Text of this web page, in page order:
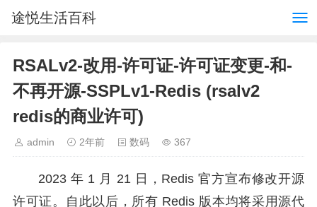
途悦生活百科
RSALv2-改用-许可证-许可证变更-和-
不再开源-SSPLv1-Redis (rsalv2
redis的商业许可)
admin 2年前 数码 367
2023 年 1 月 21 日，Redis 官方宣布修改开源
许可证。自此以后，所有 Redis 版本均将采用源代